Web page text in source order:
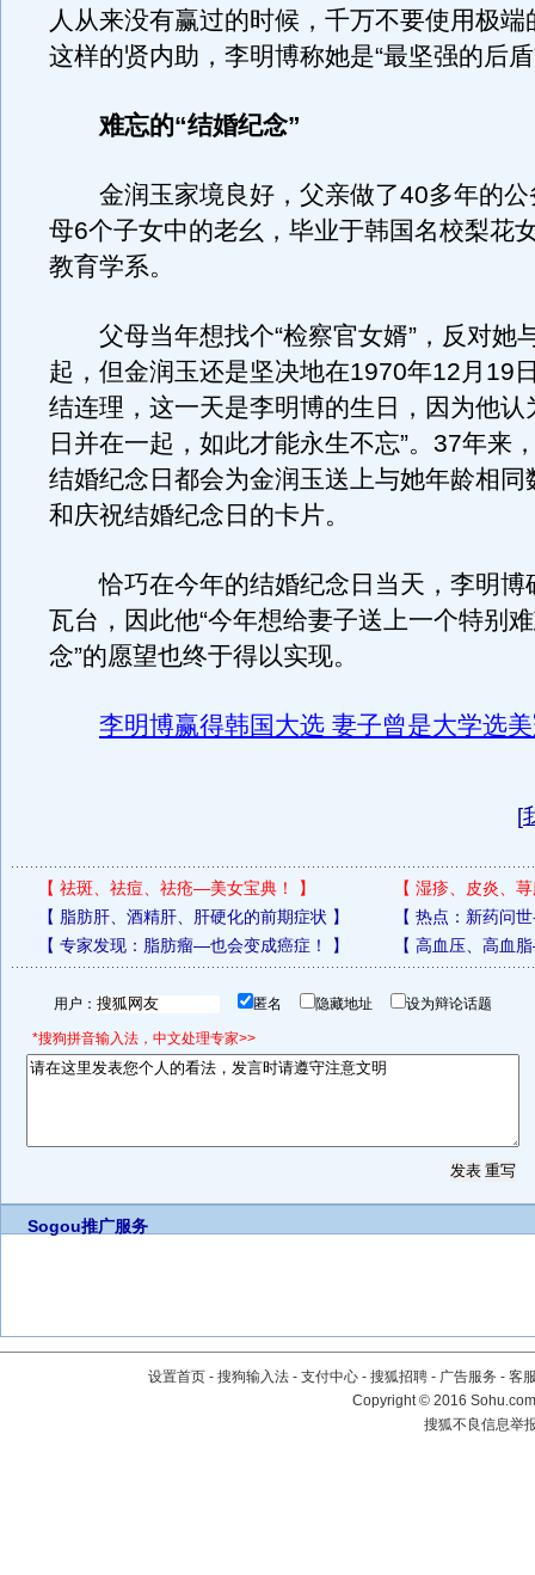
人从来没有赢过的时候，千万不要使用极端
这样的贤内助，李明博称她是“最坚强的后盾
难忘的“结婚纪念”
金润玉家境良好，父亲做了40多年的公
母6个子女中的老幺，毕业于韩国名校梨花
教育学系。
父母当年想找个“检察官女婿”，反对她
起，但金润玉还是坚决地在1970年12月19
结连理，这一天是李明博的生日，因为他认
日并在一起，如此才能永生不忘”。37年来
结婚纪念日都会为金润玉送上与她年龄相同
和庆祝结婚纪念日的卡片。
恰巧在今年的结婚纪念日当天，李明博
瓦台，因此他“今年想给妻子送上一个特别
念”的愿望也终于得以实现。
李明博赢得韩国大选 妻子曾是大学选
[
【 祛斑、祛痘、祛疮—美女宝典！ 】 【 湿疹、皮炎、
【 脂肪肝、酒精肝、肝硬化的前期症状 】 【 热点：新药问
【 专家发现：脂肪瘤—也会变成癌症！ 】 【 高血压、高血
用户： 匿名 隐藏地址 设为辩论话题
*搜狗拼音输入法，中文处理专家>>
Sogou推广服务
设置首页 - 搜狗输入法 - 支付中心 - 搜狐招聘 - 广告服务 - 客
Copyright©2016
搜狐不良信息举